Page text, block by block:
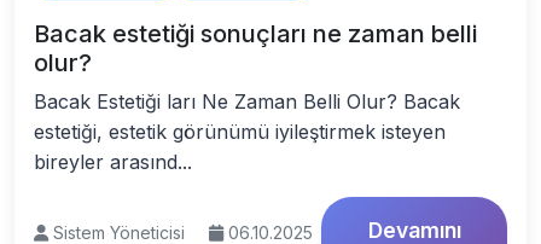
Bacak estetiği sonuçları ne zaman belli
olur?
Bacak Estetiği ları Ne Zaman Belli Olur? Bacak
estetiği, estetik görünümü iyileştirmek isteyen
bireyler arasınd...
Sistem Yöneticisi
06.10.2025
Devamını